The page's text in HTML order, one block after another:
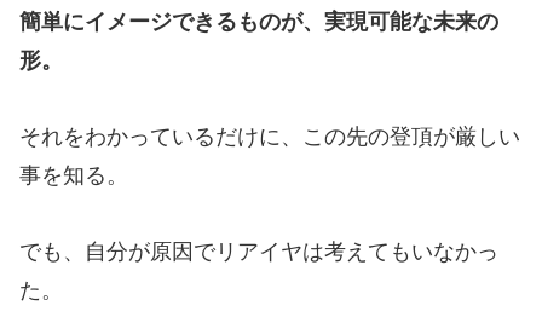
簡単にイメージできるものが、実現可能な未来の
形。
それをわかっているだけに、この先の登頂が厳しい
事を知る。
でも、自分が原因でリアイヤは考えてもいなかっ
た。